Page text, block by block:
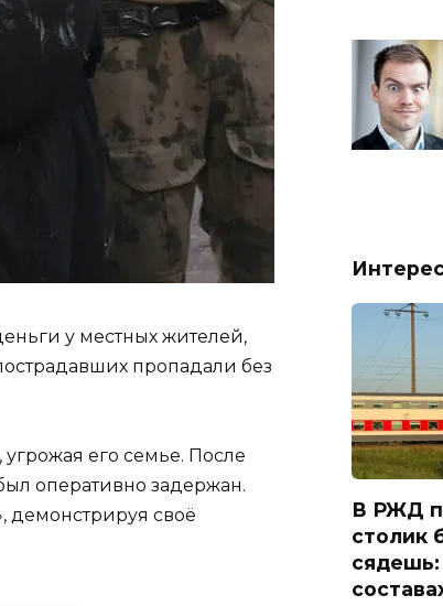
у местных жителей,
пропадали без
его семье. После
оперативно задержан.
демонстрируя своё
В РЖД
столик